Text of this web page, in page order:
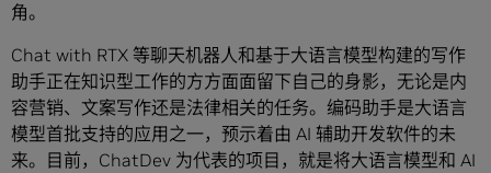
角。
Chat with RTX 等聊天机器人和基于大语言模型构建的写作
助手正在知识型工作的方方面面留下自己的身影，无论是内
容营销、文案写作还是法律相关的任务。编码助手是大语言
模型首批支持的应用之一，预示着由 AI 辅助开发软件的未
来。目前，ChatDev 为代表的项目，就是将大语言模型和 AI